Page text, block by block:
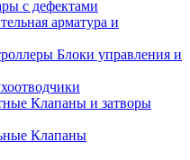
с дефектами
арматура и
Блоки управления и
Клапаны и затворы
Клапаны